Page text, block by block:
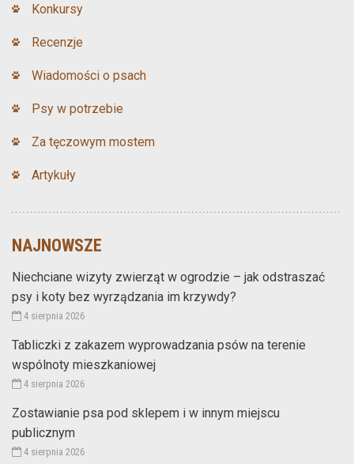
Konkursy
Recenzje
Wiadomości o psach
Psy w potrzebie
Za tęczowym mostem
Artykuły
NAJNOWSZE
Niechciane wizyty zwierząt w ogrodzie – jak odstraszać
psy i koty bez wyrządzania im krzywdy?
4 sierpnia 2026
Tabliczki z zakazem wyprowadzania psów na terenie
wspólnoty mieszkaniowej
4 sierpnia 2026
Zostawianie psa pod sklepem i w innym miejscu
publicznym
4 sierpnia 2026